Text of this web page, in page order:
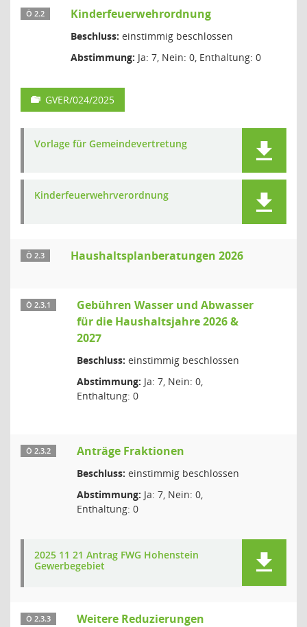
Ö 2.2 Kinderfeuerwehrordnung
Beschluss: einstimmig beschlossen
Abstimmung: Ja: 7, Nein: 0, Enthaltung: 0
GVER/024/2025
Vorlage für Gemeindevertretung
Kinderfeuerwehrverordnung
Ö 2.3 Haushaltsplanberatungen 2026
Ö 2.3.1
Gebühren Wasser und Abwasser
für die Haushaltsjahre 2026 &
2027
Beschluss: einstimmig beschlossen
Abstimmung: Ja: 7, Nein: 0,
Enthaltung: 0
Ö 2.3.2 Anträge Fraktionen
Beschluss: einstimmig beschlossen
Abstimmung: Ja: 7, Nein: 0,
Enthaltung: 0
2025 11 21 Antrag FWG Hohenstein
Gewerbegebiet
Ö 2.3.3
Weitere Reduzierungen